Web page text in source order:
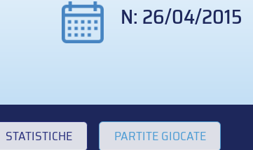
N: 26/04/2015
STATISTICHE PARTITE GIOCATE